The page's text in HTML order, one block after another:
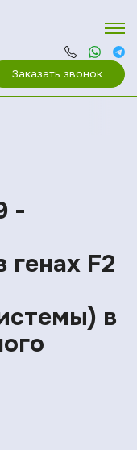
Заказать звонок
-
F2
в